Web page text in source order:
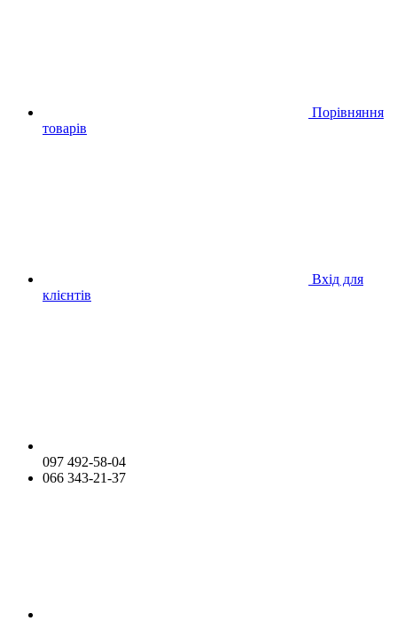
Порівняння
товарів
Вхід для
клієнтів
097 492-58-04
066 343-21-37